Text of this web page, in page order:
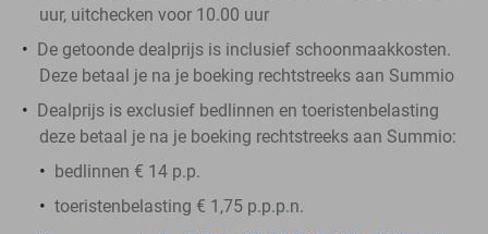
uur, uitchecken voor 10.00 uur
De getoonde dealprijs is inclusief schoonmaakkosten.
Deze betaal je na je boeking rechtstreeks aan Summio
Dealprijs is exclusief bedlinnen en toeristenbelasting
deze betaal je na je boeking rechtstreeks aan Summio:
bedlinnen € 14 p.p.
toeristenbelasting € 1,75 p.p.p.n.